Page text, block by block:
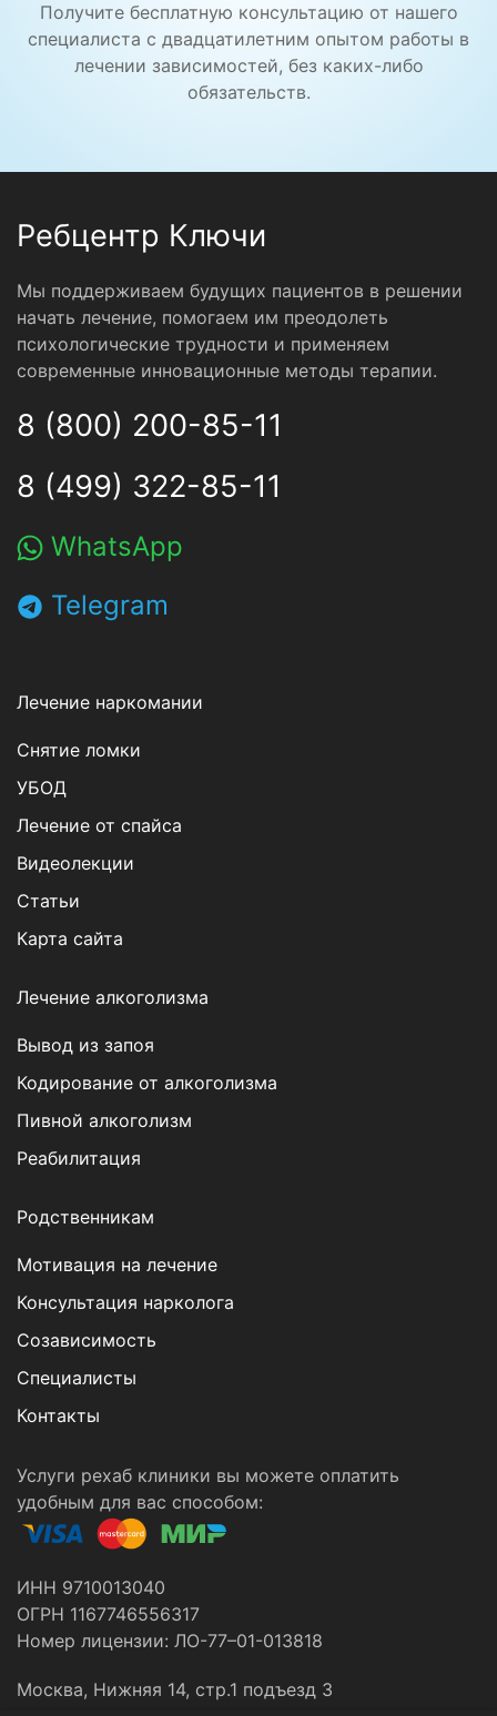
Получите бесплатную консультацию от нашего
специалиста с двадцатилетним опытом работы в
лечении зависимостей, без каких-либо
обязательств.
Ребцентр Ключи
Мы поддерживаем будущих пациентов в решении
начать лечение, помогаем им преодолеть
психологические трудности и применяем
современные инновационные методы терапии.
8 (800) 200-85-11
8 (499) 322-85-11
WhatsApp
Telegram
Лечение наркомании
Снятие ломки
УБОД
Лечение от спайса
Видеолекции
Статьи
Карта сайта
Лечение алкоголизма
Вывод из запоя
Кодирование от алкоголизма
Пивной алкоголизм
Реабилитация
Родственникам
Мотивация на лечение
Консультация нарколога
Созависимость
Специалисты
Контакты
Услуги рехаб клиники вы можете оплатить
удобным для вас способом:
ИНН 9710013040
ОГРН 1167746556317
Номер лицензии: ЛО-77–01-013818
Москва, Нижняя 14, стр.1 подъезд 3